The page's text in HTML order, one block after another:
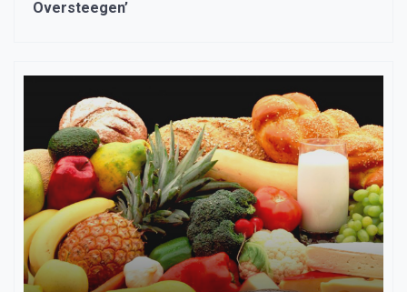
Oversteegen’